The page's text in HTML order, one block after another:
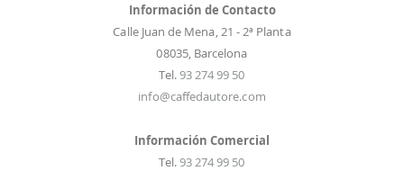
Información de Contacto
Calle Juan de Mena, 21 - 2ª Planta
08035, Barcelona
Tel.93 274 99 50
info@caffedautore.com
Información Comercial
Tel.93 274 99 50